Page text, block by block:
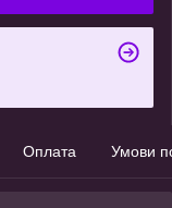
Оплата Умови